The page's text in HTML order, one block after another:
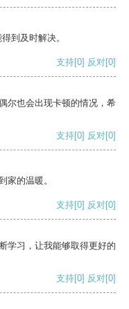
到及时解决。
支持[0] 反对[0]
尔也会出现卡顿的情况，希
支持[0] 反对[0]
家的温暖。
支持[0] 反对[0]
学习，让我能够取得更好的
支持[0] 反对[0]